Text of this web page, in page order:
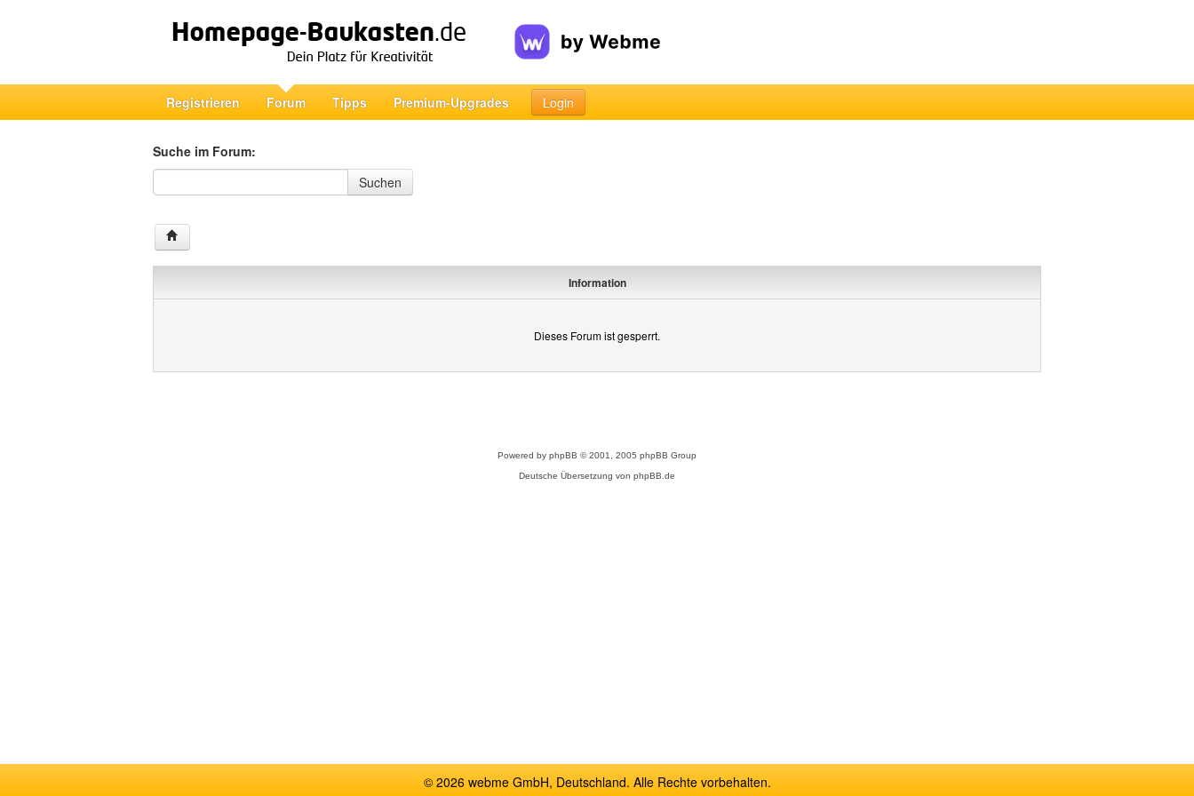
Registrieren Forum Tipps Premium-Upgrades Login
Suche im Forum:
Suche im Forum
Suchen
Information
Dieses Forum ist gesperrt.
Powered by phpBB © 2001, 2005 phpBB Group
Deutsche Übersetzung von phpBB.de
© 2026 webme GmbH, Deutschland. Alle Rechte vorbehalten.